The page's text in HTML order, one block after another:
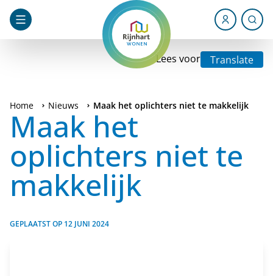
Lees voor Translate
Home Nieuws Maak het oplichters niet te makkelijk
Maak het
oplichters niet te
makkelijk
GEPLAATST OP 12 JUNI 2024